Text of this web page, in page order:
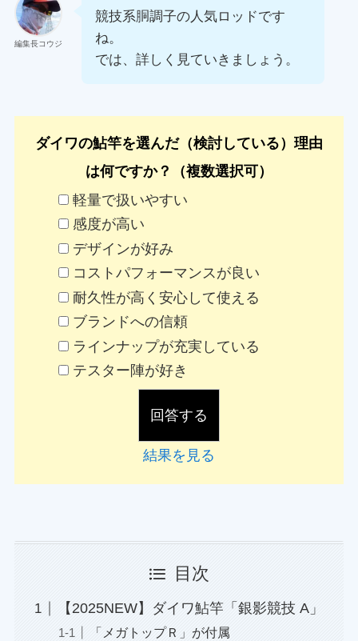
編集長コウジ
競技系胴調子の人気ロッドです
ね。
では、詳しく見ていきましょう。
ダイワの鮎竿を選んだ（検討している）理由
は何ですか？（複数選択可）
軽量で扱いやすい
感度が高い
デザインが好み
コストパフォーマンスが良い
耐久性が高く安心して使える
ブランドへの信頼
ラインナップが充実している
テスター陣が好き
結果を見る
目次
【2025NEW】ダイワ鮎竿「銀影競技 A」
「メガトップＲ」が付属